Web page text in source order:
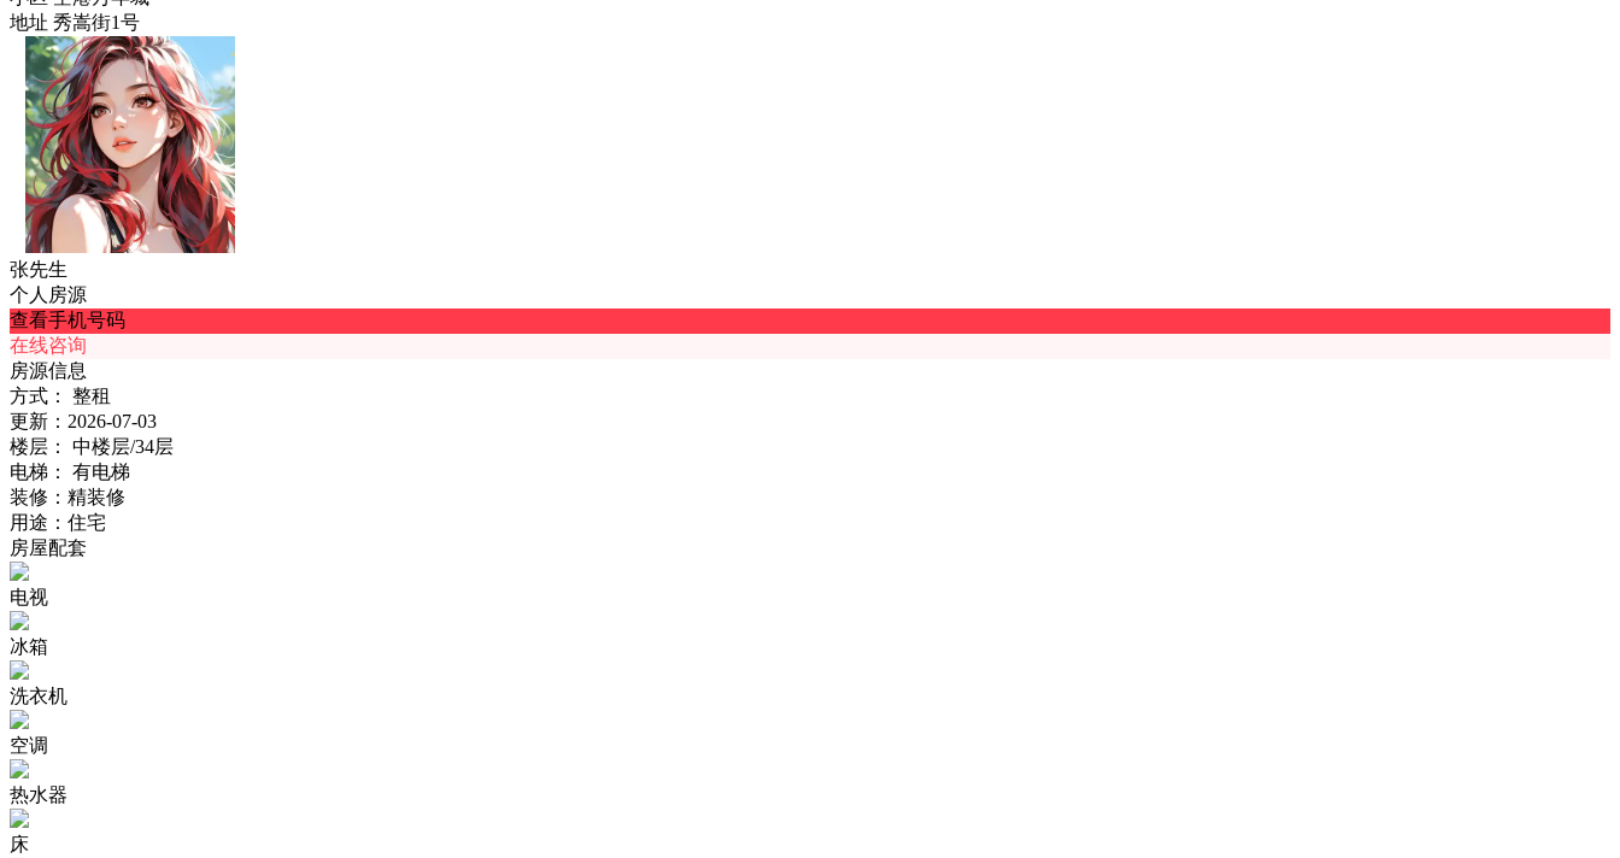
地址 秀嵩街1号
张先生
个人房源
查看手机号码
在线咨询
房源信息
方式：
整租
更新： 2026-07-03
楼层：
中楼层/34层
电梯：
有电梯
装修： 精装修
用途： 住宅
房屋配套
电视
冰箱
洗衣机
空调
热水器
床